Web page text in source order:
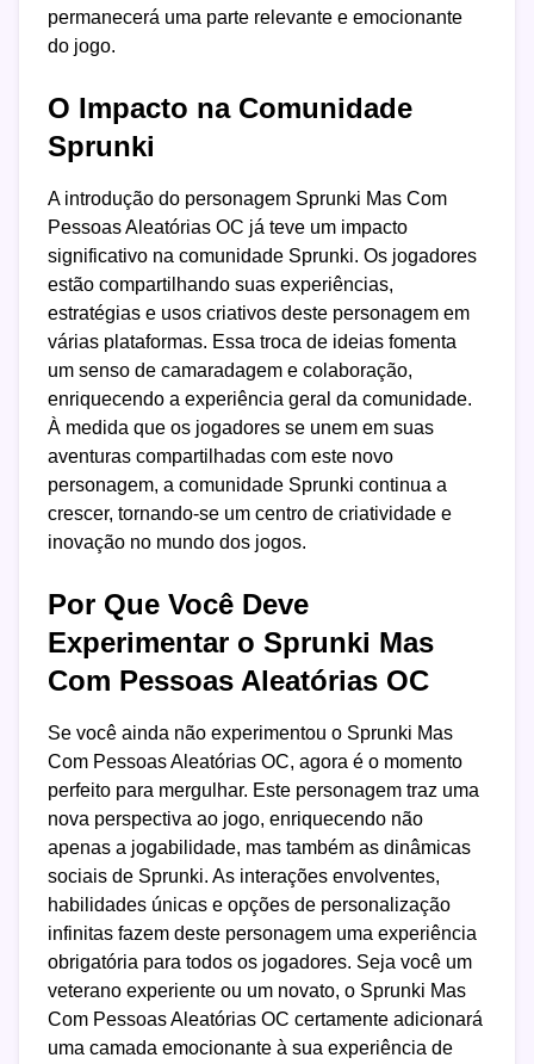
permanecerá uma parte relevante e emocionante
do jogo.
O Impacto na Comunidade
Sprunki
A introdução do personagem Sprunki Mas Com
Pessoas Aleatórias OC já teve um impacto
significativo na comunidade Sprunki. Os jogadores
estão compartilhando suas experiências,
estratégias e usos criativos deste personagem em
várias plataformas. Essa troca de ideias fomenta
um senso de camaradagem e colaboração,
enriquecendo a experiência geral da comunidade.
À medida que os jogadores se unem em suas
aventuras compartilhadas com este novo
personagem, a comunidade Sprunki continua a
crescer, tornando-se um centro de criatividade e
inovação no mundo dos jogos.
Por Que Você Deve
Experimentar o Sprunki Mas
Com Pessoas Aleatórias OC
Se você ainda não experimentou o Sprunki Mas
Com Pessoas Aleatórias OC, agora é o momento
perfeito para mergulhar. Este personagem traz uma
nova perspectiva ao jogo, enriquecendo não
apenas a jogabilidade, mas também as dinâmicas
sociais de Sprunki. As interações envolventes,
habilidades únicas e opções de personalização
infinitas fazem deste personagem uma experiência
obrigatória para todos os jogadores. Seja você um
veterano experiente ou um novato, o Sprunki Mas
Com Pessoas Aleatórias OC certamente adicionará
uma camada emocionante à sua experiência de